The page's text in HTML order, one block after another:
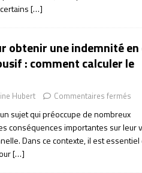
[…]
obtenir une indemnité en
: comment calculer le
Hubert Commentaires fermés
sujet qui préoccupe de nombreux
conséquences importantes sur leur
Dans ce contexte, il est essentiel
[…]